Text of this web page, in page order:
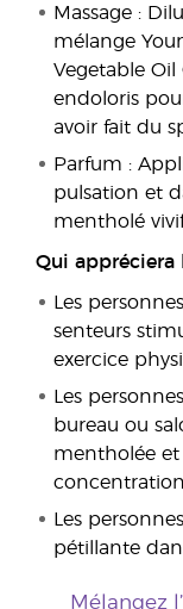
Massage :
mélange
Vegetable Oil
endoloris
avoir fait du
Parfum :
pulsation et
mentholé
Qui appréciera
Les
senteurs
exercice
Les
bureau ou
mentholée
Les
pétillante
Mélangez